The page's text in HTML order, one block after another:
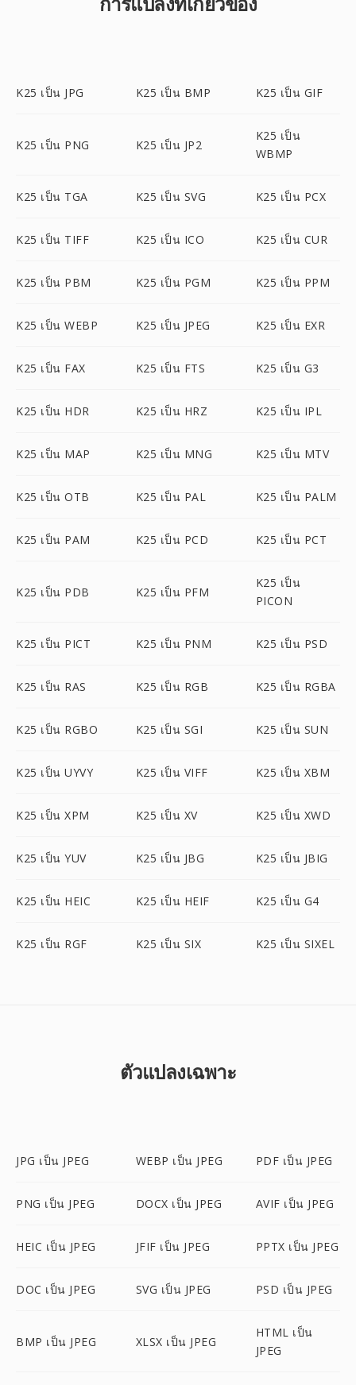
K25 เป็น JPG K25 เป็น BMP K25 เป็น GIF
K25 เป็น PNG K25 เป็น JP2
K25 เป็น
WBMP
K25 เป็น TGA K25 เป็น SVG K25 เป็น PCX
K25 เป็น TIFF K25 เป็น ICO K25 เป็น CUR
K25 เป็น PBM K25 เป็น PGM K25 เป็น PPM
K25 เป็น WEBP K25 เป็น JPEG K25 เป็น EXR
K25 เป็น FAX K25 เป็น FTS K25 เป็น G3
K25 เป็น HDR K25 เป็น HRZ K25 เป็น IPL
K25 เป็น MAP K25 เป็น MNG K25 เป็น MTV
K25 เป็น OTB K25 เป็น PAL K25 เป็น PALM
K25 เป็น PAM K25 เป็น PCD K25 เป็น PCT
K25 เป็น PDB K25 เป็น PFM
K25 เป็น
PICON
K25 เป็น PICT K25 เป็น PNM K25 เป็น PSD
K25 เป็น RAS K25 เป็น RGB K25 เป็น RGBA
K25 เป็น RGBO K25 เป็น SGI K25 เป็น SUN
K25 เป็น UYVY K25 เป็น VIFF K25 เป็น XBM
K25 เป็น XPM K25 เป็น XV K25 เป็น XWD
K25 เป็น YUV K25 เป็น JBG K25 เป็น JBIG
K25 เป็น HEIC K25 เป็น HEIF K25 เป็น G4
K25 เป็น RGF K25 เป็น SIX K25 เป็น SIXEL
ตัวแปลงเฉพาะ
JPG เป็น JPEG WEBP เป็น JPEG PDF เป็น JPEG
PNG เป็น JPEG DOCX เป็น JPEG AVIF เป็น JPEG
HEIC เป็น JPEG JFIF เป็น JPEG PPTX เป็น JPEG
DOC เป็น JPEG SVG เป็น JPEG PSD เป็น JPEG
BMP เป็น JPEG XLSX เป็น JPEG
HTML เป็น
JPEG